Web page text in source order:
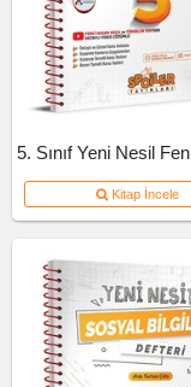
Kitap İncele